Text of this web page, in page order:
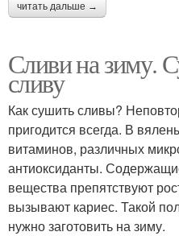
читать дальше →
Сливи на зиму.
сливу
Как сушить сливы?
пригодится всегда. В
витаминов, различных
антиоксиданты.
вещества препятствуют
вызывают кариес. Такой
нужно заготовить на зиму.